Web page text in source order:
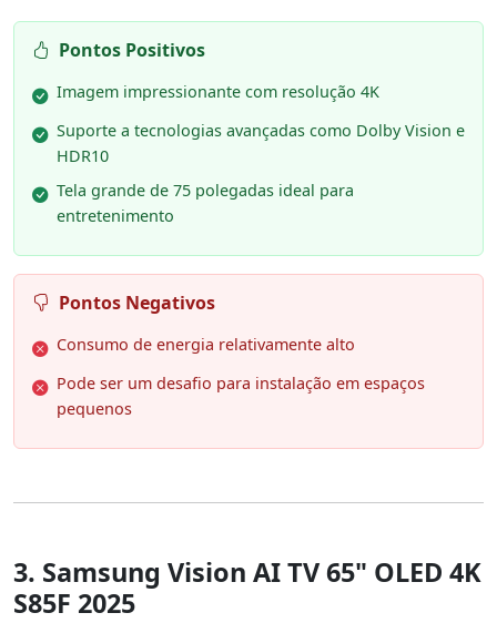
Pontos Positivos
Imagem impressionante com resolução 4K
Suporte a tecnologias avançadas como Dolby Vision e
HDR10
Tela grande de 75 polegadas ideal para
entretenimento
Pontos Negativos
Consumo de energia relativamente alto
Pode ser um desafio para instalação em espaços
pequenos
3. Samsung Vision AI TV 65" OLED 4K
S85F 2025